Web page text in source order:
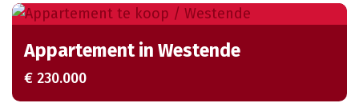
Appartement in Westende
€ 230.000